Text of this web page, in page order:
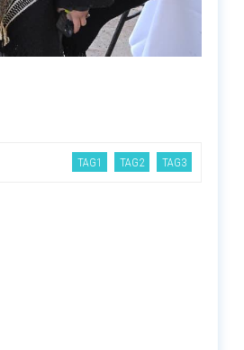
TAG1 TAG2 TAG3